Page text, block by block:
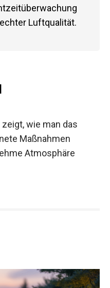
Luftqualität.
wie man das
Maßnahmen
Atmosphäre